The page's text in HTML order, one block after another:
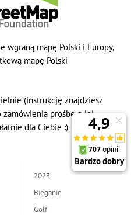
wgraną mapę Polski i Europy,
mapę Polski
(instrukcję znajdziesz
zamówienia prośbę o jej
dla Ciebie :)
2023
Bieganie
Golf